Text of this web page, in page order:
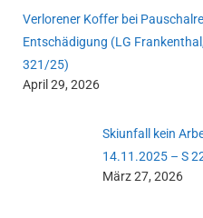
Verlorener Koffer bei
Entschädigung (LG
321/25)
April 29, 2026
Skiunfall kein
14.11.2025 – S
März 27, 2026